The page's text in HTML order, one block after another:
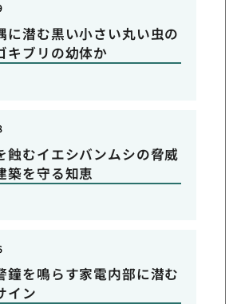
に潜む黒い小さい丸い虫の
キブリの幼体か
蝕むイエシバンムシの脅威
築を守る知恵
鐘を鳴らす家電内部に潜む
イン